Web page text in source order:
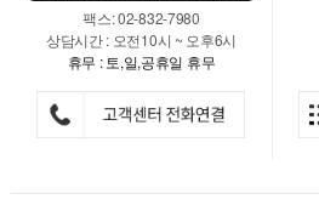
팩스: 02-832-7980
상담시간 : 오전10시 ~ 오후6시
휴무 : 토,일,공휴일 휴무